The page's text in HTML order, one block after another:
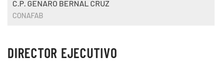
C.P. GENARO BERNAL CRUZ
CONAFAB
DIRECTOR EJECUTIVO